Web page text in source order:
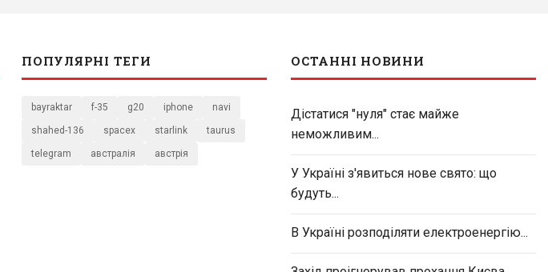
ПОПУЛЯРНІ ТЕГИ
bayraktar f-35 g20 iphone navi
shahed-136 spacex starlink taurus
telegram австралія австрія
ОСТАННІ НОВИНИ
Дістатися "нуля" стає майже
неможливим...
У Україні з'явиться нове свято: що
будуть...
В Україні розподіляти електроенергію...